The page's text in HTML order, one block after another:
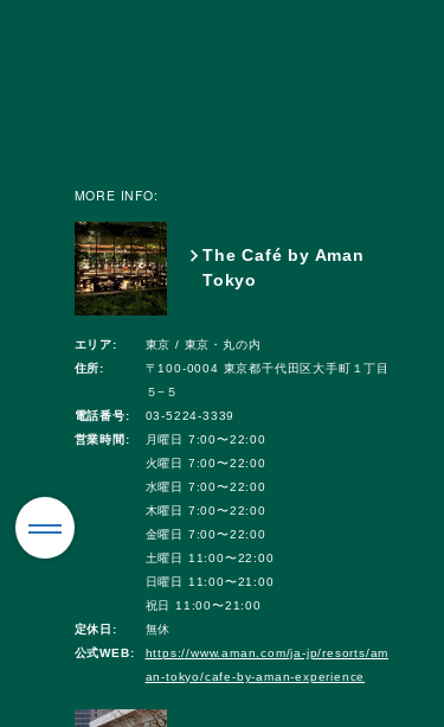
MORE INFO:
The Café by Aman
Tokyo
エリア:
東京 / 東京・丸の内
住所:
〒100-0004 東京都千代田区大手町１丁目
５−５
電話番号:
03-5224-3339
営業時間:
月曜日 7:00〜22:00
火曜日 7:00〜22:00
水曜日 7:00〜22:00
木曜日 7:00〜22:00
金曜日 7:00〜22:00
土曜日 11:00〜22:00
日曜日 11:00〜21:00
祝日 11:00〜21:00
定休日:
無休
公式WEB:
https://www.aman.com/ja-jp/resorts/am
an-tokyo/cafe-by-aman-experience